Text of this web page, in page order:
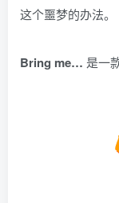
这个噩梦的办法。
Bring me… 是一